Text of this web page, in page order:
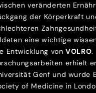
veränderten
der Körperkraft
eine wichtige
Entwicklung vonVOLRO.
erhielt
Genf und wurde
of Medicine in